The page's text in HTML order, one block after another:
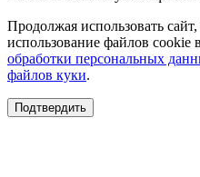
Продолжая использовать
использование файлов cookie
обработки персональных
файлов куки.
Подтвердить